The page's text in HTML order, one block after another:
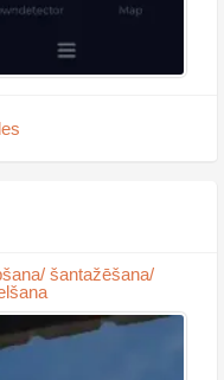
šantažēšana/